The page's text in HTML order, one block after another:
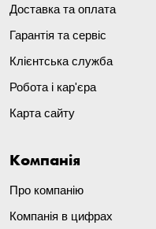
Доставка та оплата
Гарантія та сервіс
Клієнтська служба
Робота і кар'єра
Карта сайту
Компанія
Про компанію
Компанія в цифрах